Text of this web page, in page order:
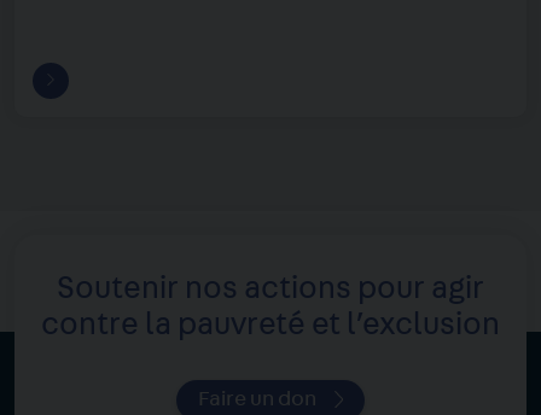
Soutenir nos actions pour agir
contre la pauvreté et l’exclusion
Faire un don